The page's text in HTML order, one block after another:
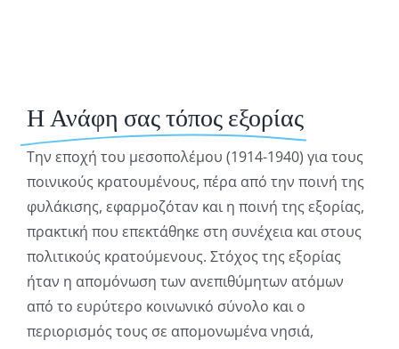
Η Ανάφη σας τόπος εξορίας
Την εποχή του μεσοπολέμου (1914-1940) για τους
ποινικούς κρατουμένους, πέρα από την ποινή της
φυλάκισης, εφαρμοζόταν και η ποινή της εξορίας,
πρακτική που επεκτάθηκε στη συνέχεια και στους
πολιτικούς κρατούμενους. Στόχος της εξορίας
ήταν η απομόνωση των ανεπιθύμητων ατόμων
από το ευρύτερο κοινωνικό σύνολο και ο
περιορισμός τους σε απομονωμένα νησιά,